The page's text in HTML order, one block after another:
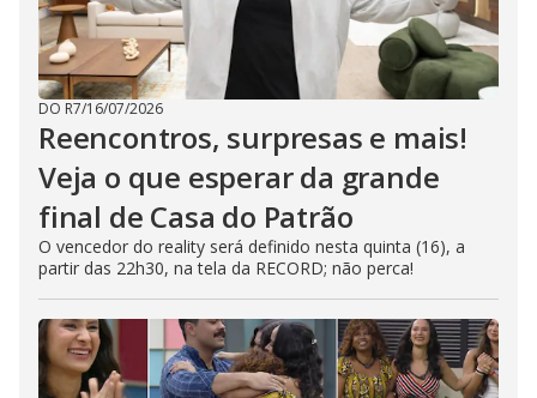
DO R7/16/07/2026
Reencontros, surpresas e mais!
Veja o que esperar da grande
final de Casa do Patrão
O vencedor do reality será definido nesta quinta (16), a
partir das 22h30, na tela da RECORD; não perca!